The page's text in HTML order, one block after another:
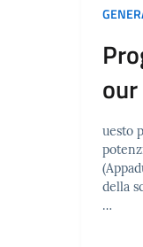
uesto
della
…